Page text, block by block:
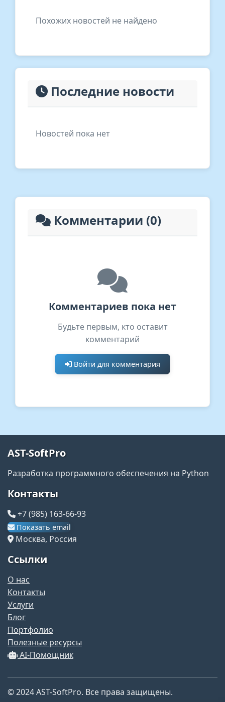
Похожих новостей не найдено
Последние новости
Новостей пока нет
Комментарии (0)
Комментариев пока нет
Будьте первым, кто оставит
комментарий
Войти для комментария
AST-SoftPro
Разработка программного обеспечения на Python
Контакты
+7 (985) 163-66-93
Показать email
Москва, Россия
Ссылки
О нас
Контакты
Услуги
Блог
Портфолио
Полезные ресурсы
AI-Помощник
© 2024 AST-SoftPro. Все права защищены.